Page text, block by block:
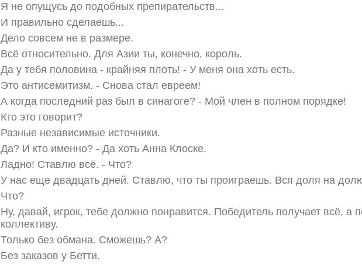
Я не опущусь до подобных препирательств...
И правильно сделаешь...
Дело совсем не в размере.
Всё относительно. Для Азии ты, конечно, король.
Да у тебя половина - крайняя плоть! - У меня она хоть есть.
Это антисемитизм. - Снова стал евреем!
А когда последний раз был в синагоге? - Мой член в полном порядке!
Кто это говорит?
Разные независимые источники.
Да? И кто именно? - Да хоть Анна Клоске.
Ладно! Ставлю всё. - Что?
У нас еще двадцать дней. Ставлю, что ты проиграешь. Вся доля на
Что?
Ну, давай, игрок, тебе должно понравится. Победитель получает всё, а
коллективу.
Только без обмана. Сможешь? А?
Без заказов у Бетти.